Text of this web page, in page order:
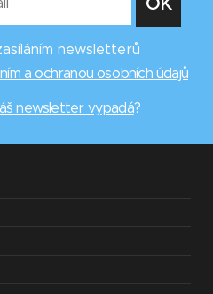
newsletterů
a ochranou osobních údajů
newsletter vypadá?